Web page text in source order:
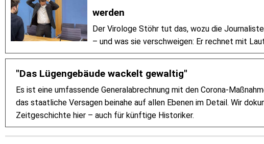
werden
Der Virologe Stöhr tut das, wozu die
– und was sie verschweigen: Er rechnet mit
"Das Lügengebäude wackelt gewaltig"
Es ist eine umfassende Generalabrechnung mit den Corona-
das staatliche Versagen beinahe auf allen Ebenen im Detail. Wir
Zeitgeschichte hier – auch für künftige Historiker.